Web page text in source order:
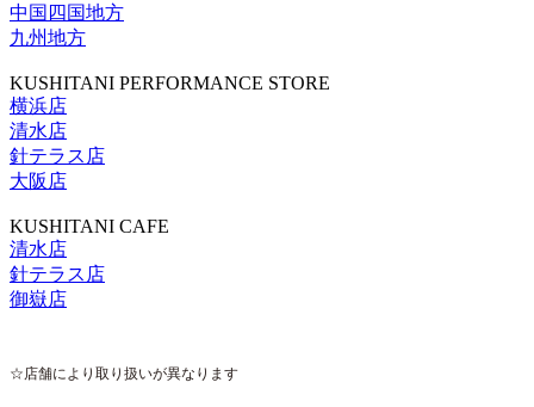
中国四国地方
九州地方
KUSHITANI PERFORMANCE STORE
横浜店
清水店
針テラス店
大阪店
KUSHITANI CAFE
清水店
針テラス店
御嶽店
☆店舗により取り扱いが異なります